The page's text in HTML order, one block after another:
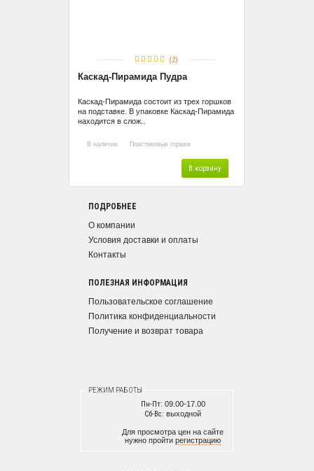
(2)
Каскад-Пирамида Пудра
Каскад-Пирамида состоит из трех горшков
на подставке. В упаковке Каскад-Пирамида
находится в слож..
В наличии Пластиковые горшки
В корзину
ПОДРОБНЕЕ
О компании
Условия доставки и оплаты
Контакты
ПОЛЕЗНАЯ ИНФОРМАЦИЯ
Пользовательское соглашение
Политика конфиденциальности
Получение и возврат товара
РЕЖИМ РАБОТЫ
Пн-Пт: 09.00-17.00
Сб-Вс: выходной
Для просмотра цен на сайте
нужно пройти регистрацию